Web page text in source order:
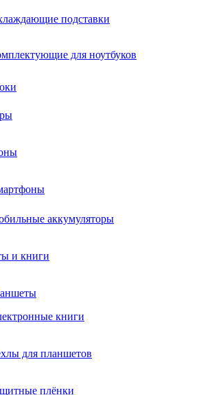
подставки
для ноутбуков
аккумуляторы
и книги
книги
для планшетов
плёнки